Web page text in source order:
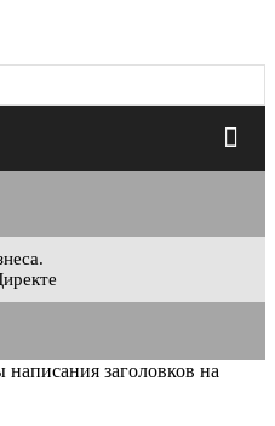
заголовков на